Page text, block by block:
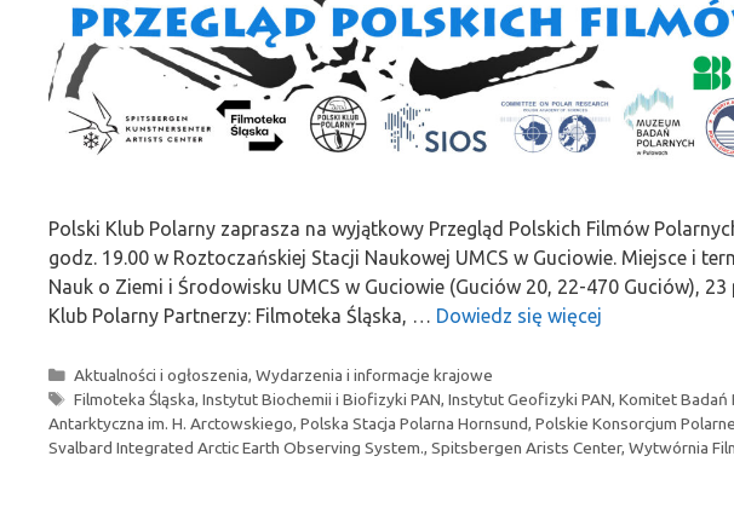
Polski Klub Polarny zaprasza na wyjątkowy Przegląd Polskich Filmów
godz. 19.00 w Roztoczańskiej Stacji Naukowej UMCS w Guciowie. Miejsce i
Nauk o Ziemi i Środowisku UMCS w Guciowie (Guciów 20, 22-470 Guciów),
Klub Polarny Partnerzy: Filmoteka Śląska, … Dowiedz się więcej
Kategorie
Aktualności i ogłoszenia,Wydarzenia i informacje krajowe
Tagi
Filmoteka Śląska,Instytut Biochemii i Biofizyki PAN,Instytut Geofizyki PAN,Komitet Badań
Antarktyczna im. H. Arctowskiego, Polska Stacja Polarna Hornsund, Polskie Konsorcjum Polarne
Svalbard Integrated Arctic Earth Observing System., Spitsbergen Arists Center, Wytwórnia